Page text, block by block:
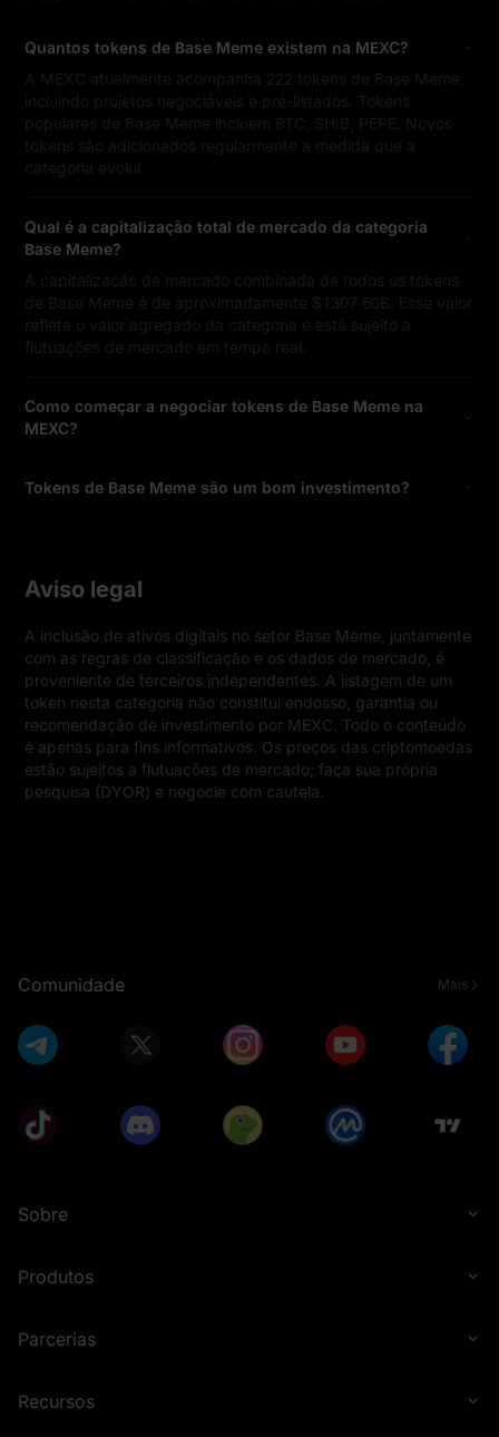
Quantos tokens de Base Meme existem na MEXC?
A MEXC atualmente acompanha 222 tokens de Base Meme,
incluindo projetos negociáveis e pré-listados. Tokens
populares de Base Meme incluem BTC, SHIB, PEPE. Novos
tokens são adicionados regularmente à medida que a
categoria evolui.
Qual é a capitalização total de mercado da categoria
Base Meme?
A capitalização de mercado combinada de todos os tokens
de Base Meme é de aproximadamente $1307.60B. Esse valor
reflete o valor agregado da categoria e está sujeito a
flutuações de mercado em tempo real.
Como começar a negociar tokens de Base Meme na
MEXC?
Tokens de Base Meme são um bom investimento?
Aviso legal
A inclusão de ativos digitais no setor Base Meme, juntamente
com as regras de classificação e os dados de mercado, é
proveniente de terceiros independentes. A listagem de um
token nesta categoria não constitui endosso, garantia ou
recomendação de investimento por MEXC. Todo o conteúdo
é apenas para fins informativos. Os preços das criptomoedas
estão sujeitos a flutuações de mercado; faça sua própria
pesquisa (DYOR) e negocie com cautela.
Comunidade Mais
Sobre
Produtos
Parcerias
Recursos